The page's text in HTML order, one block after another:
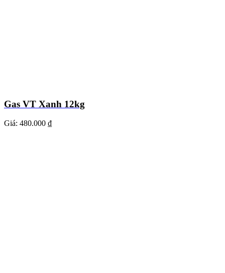
Gas VT Xanh 12kg
Giá: 480.000 ₫